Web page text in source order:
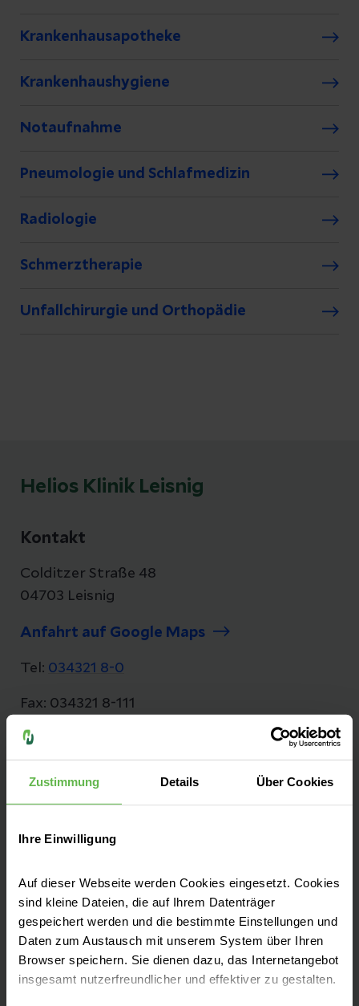
Zustimmung Details Über Cookies
Ihre Einwilligung
Auf dieser Webseite werden Cookies eingesetzt. Cookies
sind kleine Dateien, die auf Ihrem Datenträger
gespeichert werden und die bestimmte Einstellungen und
Daten zum Austausch mit unserem System über Ihren
Browser speichern. Sie dienen dazu, das Internetangebot
insgesamt nutzerfreundlicher und effektiver zu gestalten.
Krankenhausapotheke
Krankenhaushygiene
Notaufnahme
Pneumologie und Schlafmedizin
Radiologie
Schmerztherapie
Unfallchirurgie und Orthopädie
Helios Klinik Leisnig
Kontakt
Colditzer Straße 48
04703 Leisnig
Anfahrt auf Google Maps
Tel: 034321 8-0
Fax: 034321 8-111
Die Helios Klinik Leisnig gründet mit 150
Klinikstandort. In Mittelsachsen gehören wir
überregionaler Ausstrahlung.